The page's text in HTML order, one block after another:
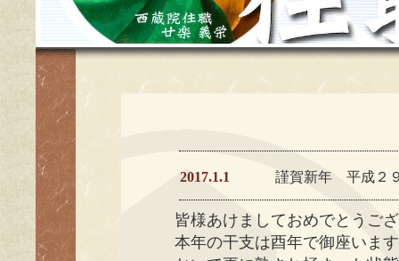
2017.1.1 謹賀新年 平成２
皆様あけましておめでとうご
本年の干支は酉年で御座いま